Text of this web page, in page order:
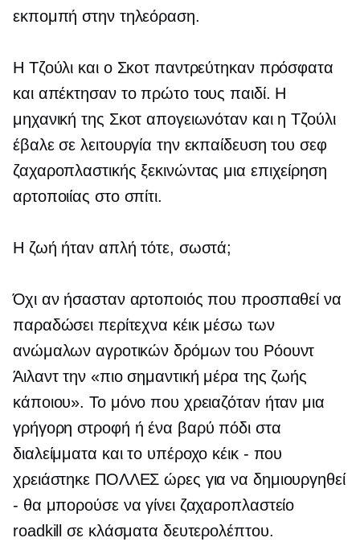
εκπομπή στην τηλεόραση.
Η Τζούλι και ο Σκοτ ​​παντρεύτηκαν πρόσφατα
και απέκτησαν το πρώτο τους παιδί. Η
μηχανική της Σκοτ ​​απογειωνόταν και η Τζούλι
έβαλε σε λειτουργία την εκπαίδευση του σεφ
ζαχαροπλαστικής ξεκινώντας μια επιχείρηση
αρτοποιίας στο σπίτι.
Η ζωή ήταν απλή τότε, σωστά;
Όχι αν ήσασταν αρτοποιός που προσπαθεί να
παραδώσει περίτεχνα κέικ μέσω των
ανώμαλων αγροτικών δρόμων του Ρόουντ
Άιλαντ την «πιο σημαντική μέρα της ζωής
κάποιου». Το μόνο που χρειαζόταν ήταν μια
γρήγορη στροφή ή ένα βαρύ πόδι στα
διαλείμματα και το υπέροχο κέικ - που
χρειάστηκε ΠΟΛΛΕΣ ώρες για να δημιουργηθεί
- θα μπορούσε να γίνει ζαχαροπλαστείο
roadkill σε κλάσματα δευτερολέπτου.